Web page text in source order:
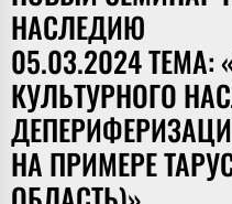
НАСЛЕДИЮ
05.03.2024
КУЛЬТУРНОГО
НА ПРИМЕРЕ